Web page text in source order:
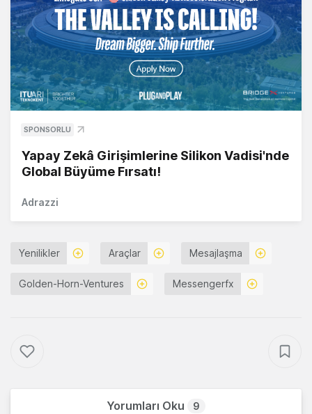
SPONSORLU
Yapay Zekâ Girişimlerine Silikon Vadisi'nde
Global Büyüme Fırsatı!
Adrazzi
Yenilikler Araçlar Mesajlaşma
Golden-Horn-Ventures Messengerfx
Yorumları Oku 9